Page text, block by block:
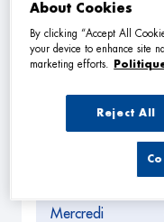
Mercredi
About Cookies
By clicking “Accept All
your device to enhance site
marketing efforts.
Reject All